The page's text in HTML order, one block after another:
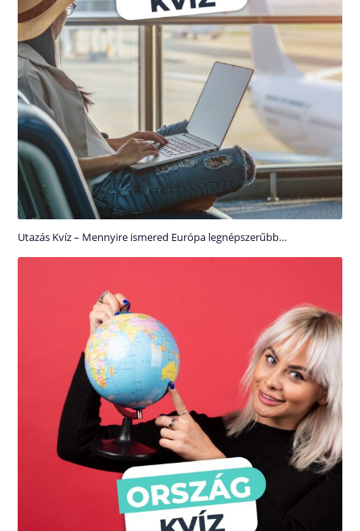
Utazás Kvíz – Mennyire ismered Európa legnépszerűbb…